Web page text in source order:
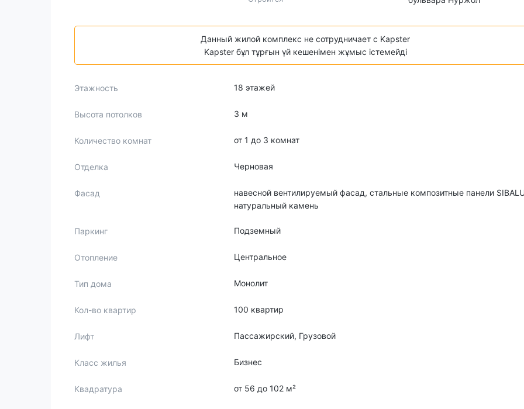
Данный жилой комплекс не сотрудничает с Kapster
Kapster бұл тұрғын үй кешенімен жұмыс істемейді
Этажность 18 этажей
Высота потолков 3 м
Количество комнат от 1 до 3 комнат
Отделка Черновая
Фасад
навесной вентилируемый фасад, стальные композитные панели
натуральный камень
Паркинг Подземный
Отопление Центральное
Тип дома Монолит
Кол-во квартир 100 квартир
Лифт Пассажирский, Грузовой
Класс жилья Бизнес
Квадратура от 56 до 102 м²